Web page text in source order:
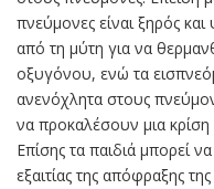
πνεύμονες είναι ξηρός
από τη μύτη για να
οξυγόνου, ενώ τα
ανενόχλητα στους
να προκαλέσουν μια κρίση
Επίσης τα παιδιά μπορεί
εξαιτίας της απόφραξης